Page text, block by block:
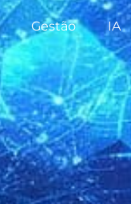
Gestão IA